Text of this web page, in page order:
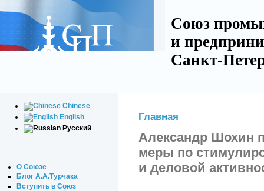
Союз
и
Санкт-
Chinese
English
Русский
О Союзе
Блог А.А.Турчака
Вступить в Союз
Главная
Александр Шохин
меры по
и деловой